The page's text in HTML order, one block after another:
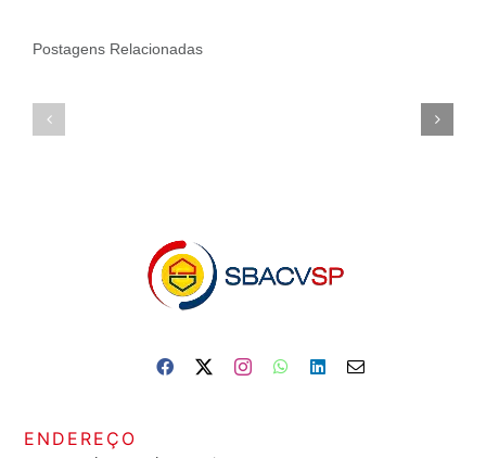
Postagens Relacionadas
ENDEREÇO